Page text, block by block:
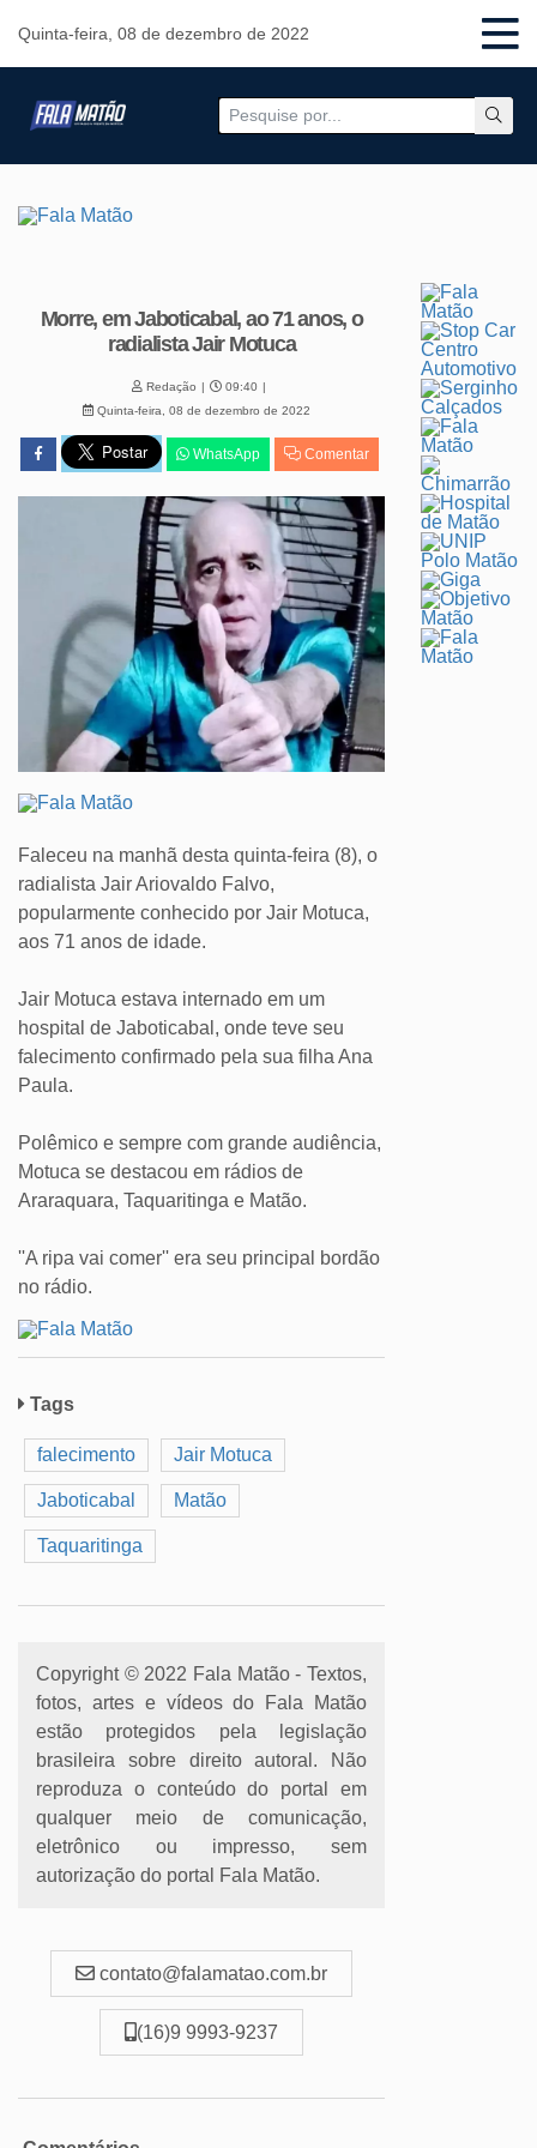
Quinta-feira, 08 de dezembro de 2022
Morre, em Jaboticabal, ao 71 anos, o
radialista Jair Motuca
Redação
09:40
Quinta-feira, 08 de dezembro de 2022
WhatsApp Comentar
Faleceu na manhã desta quinta-feira (8), o
radialista Jair Ariovaldo Falvo,
popularmente conhecido por Jair Motuca,
aos 71 anos de idade.
Jair Motuca estava internado em um
hospital de Jaboticabal, onde teve seu
falecimento confirmado pela sua filha Ana
Paula.
Polêmico e sempre com grande audiência,
Motuca se destacou em rádios de
Araraquara, Taquaritinga e Matão.
''A ripa vai comer'' era seu principal bordão
no rádio.
Tags
falecimento Jair Motuca
Jaboticabal Matão
Taquaritinga
Copyright © 2022 Fala Matão - Textos,
fotos, artes e vídeos do Fala Matão
estão protegidos pela legislação
brasileira sobre direito autoral. Não
reproduza o conteúdo do portal em
qualquer meio de comunicação,
eletrônico ou impresso, sem
autorização do portal Fala Matão.
contato@falamatao.com.br
(16)9 9993-9237